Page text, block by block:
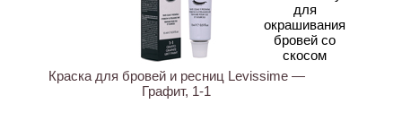
Краска для бровей и ресниц Levissime —
Графит, 1-1